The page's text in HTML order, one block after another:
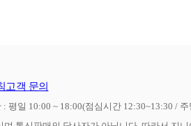
고객 문의
평일 10:00 ~ 18:00(점심시간 12:30~13:30 /